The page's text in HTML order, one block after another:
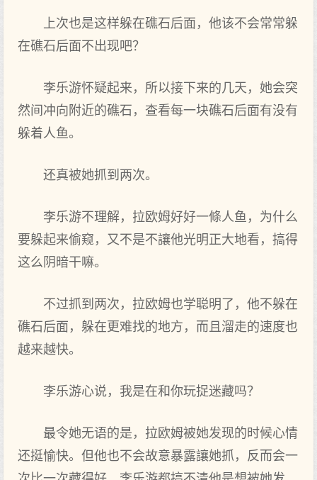
上次也是这样躲在礁石后面‌，他该不会常常躲
在礁石后面‌不出‌现吧？
李乐游怀疑起来，所以接下来的几‌天，她会突
然间冲向附近的礁石，查看每一块礁石后面‌有没有
躲着人鱼。
还真被她抓到‌两次。
李乐游不理解，拉欧姆好好一條人鱼，为什么
要躲起来偷窥，又不是不讓他光明正大地看，搞得
这么阴暗干嘛。
不过抓到‌两次，拉欧姆也学聪明了，他不躲在
礁石后面‌，躲在更难找的地方，而且溜走的速度也
越来越快。
李乐游心说，我是在和你‌玩捉迷藏吗？
最令她无语的是，拉欧姆被她发现的时候心情
还挺愉快。但‌他也不会故意暴露讓她抓，反而会一